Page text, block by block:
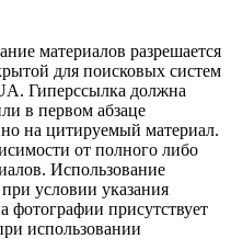
материалов разрешается
для поисковых систем
Гиперссылка должна
в первом абзаце
на цитируемый материал.
от полного либо
Использование
условии указания
фотографии присутствует
использовании